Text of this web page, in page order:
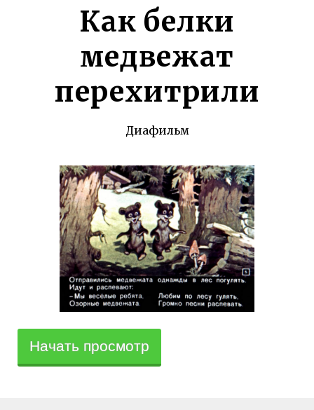
Как белки
медвежат
перехитрили
Диафильм
Начать просмотр